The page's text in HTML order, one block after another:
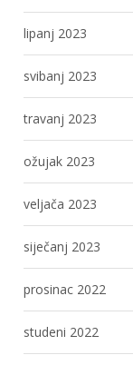
lipanj 2023
svibanj 2023
travanj 2023
ožujak 2023
veljača 2023
siječanj 2023
prosinac 2022
studeni 2022